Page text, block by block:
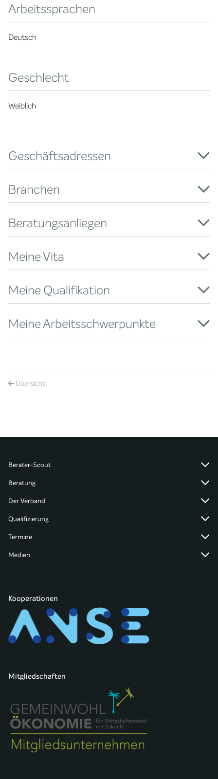
Arbeitssprachen
Deutsch
Geschlecht
Weiblich
Geschäftsadressen
Branchen
Beratungsanliegen
Meine Vita
Meine Qualifikation
Meine Arbeitsschwerpunkte
Übersicht
Berater-Scout
Beratung
Der Verband
Qualifizierung
Termine
Medien
Kooperationen
Mitgliedschaften